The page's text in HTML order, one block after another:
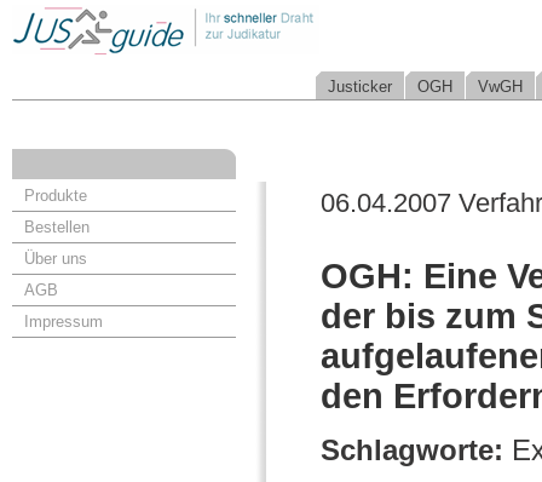
Justicker OGH VwGH
Produkte
Bestellen
Über uns
AGB
Impressum
06.04.2007
OGH: Eine
der bis zum
den
Schlagworte: